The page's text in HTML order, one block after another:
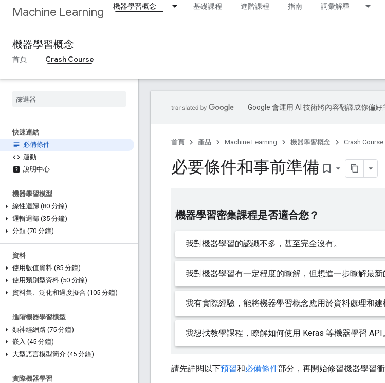
Machine Learning 機器學習概念 基礎課程 進階課程 指南 詞彙解釋
機器學習概念
首頁 Crash Course
快速連結
必備條件
運動
說明中心
機器學習模型
線性迴歸 (80 分鐘)
邏輯迴歸 (35 分鐘)
分類 (70 分鐘)
資料
使用數值資料 (85 分鐘)
使用類別型資料 (50 分鐘)
資料集、泛化和過度擬合 (105 分鐘)
進階機器學習模型
類神經網路 (75 分鐘)
嵌入 (45 分鐘)
大型語言模型簡介 (45 分鐘)
實際機器學習
Google 會運用 AI 技術將內容翻譯成你偏好
首頁 產品 Machine Learning 機器學習概念 Crash Course
必要條件和事前準備 bookmark_border
機器學習密集課程是否適合您？
我對機器學習的認識不多，甚至完全沒有。
我對機器學習有一定程度的瞭解，但想進一步瞭解最新
我有實際經驗，能將機器學習概念應用於資料處理和建
我想找教學課程，瞭解如何使用 Keras 等機器學習 API
請先詳閱以下預習和必備條件部分，再開始修習機器學習